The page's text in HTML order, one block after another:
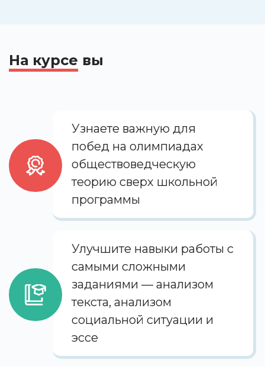
На курсе вы
Узнаете важную для
побед на олимпиадах
обществоведческую
теорию сверх школьной
программы
Улучшите навыки работы с
самыми сложными
заданиями — анализом
текста, анализом
социальной ситуации и
эссе